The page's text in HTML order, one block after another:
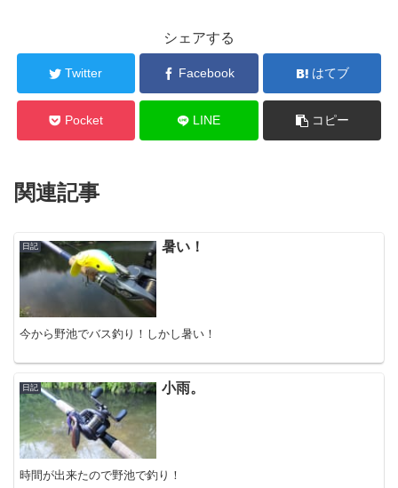
シェアする
Twitter Facebook はてブ
Pocket LINE コピー
関連記事
日記 暑い！
今から野池でバス釣り！しかし暑い！
日記 小雨。
時間が出来たので野池で釣り！